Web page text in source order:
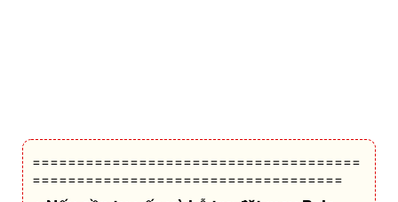
=====================================
===================================